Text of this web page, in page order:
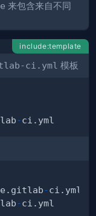
来包含来自不同
include:template
ci.yml 模板
-
-
-